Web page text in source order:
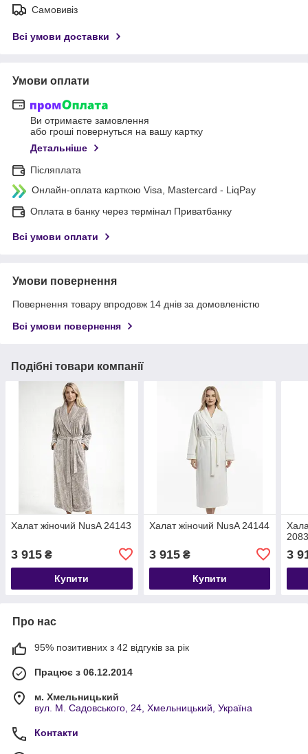
Самовивіз
Всі умови доставки
Умови оплати
Ви отримаєте замовлення
або гроші повернуться на вашу картку
Детальніше
Післяплата
Онлайн-оплата карткою Visa, Mastercard - LiqPay
Оплата в банку через термінал Приватбанку
Всі умови оплати
Умови повернення
Повернення товару впродовж 14 днів за домовленістю
Всі умови повернення
Подібні товари компанії
Халат жіночий NusA 24143
3 915 ₴
Купити
Халат жіночий NusA 24144
3 915₴
Купити
3
Про нас
95% позитивних з 42 відгуків за рік
Працює з 06.12.2014
м. Хмельницький
вул. М. Садовського, 24, Хмельницький, Україна
Контакти